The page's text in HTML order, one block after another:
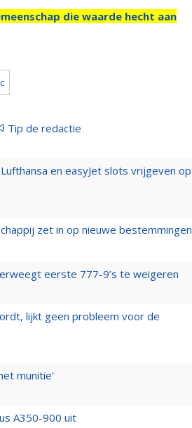
die waarde hecht aan
Tip de redactie
en easyJet slots vrijgeven op
zet in op nieuwe bestemmingen
eerste 777-9’s te weigeren
lijkt geen probleem voor de
munitie'
A350-900 uit